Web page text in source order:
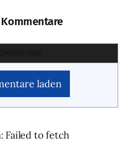
laden
Failed to fetch